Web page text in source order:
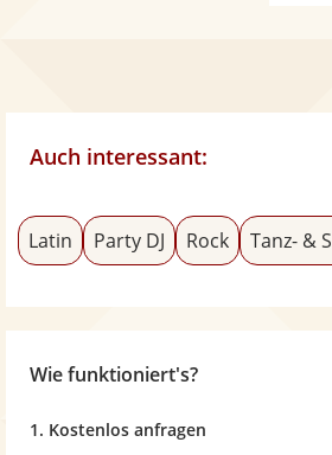
Auch interessant:
Latin Party DJ Rock Tanz- &
Wie funktioniert's?
1. Kostenlos anfragen